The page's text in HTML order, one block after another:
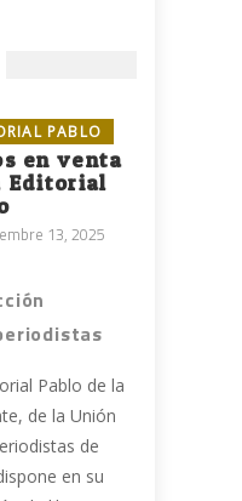
PABLO
en venta
Editorial
13, 2025
Pablo de la
de la Unión
de
en su